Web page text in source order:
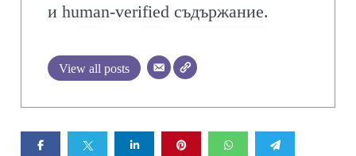
и human-verified съдържание.
View all posts